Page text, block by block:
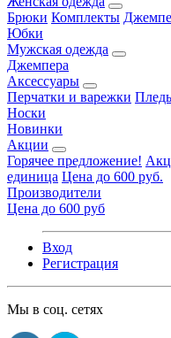
Брюки Комплекты
Юбки
Мужская одежда
Джемпера
Аксессуары
Перчатки и варежки
Носки
Новинки
Акции
Горячее предложение!
единица Цена до 600 руб.
Производители
Цена до 600 руб
Вход
Регистрация
Мы в соц. сетях